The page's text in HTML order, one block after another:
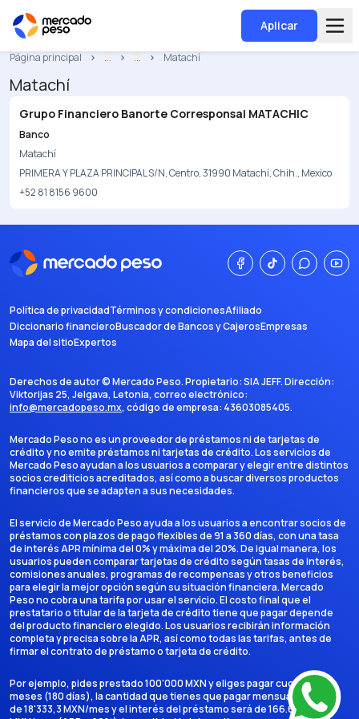
Aplicar
Página principal ... ... Matachí
Matachí
Grupo Financiero Banorte Corresponsal MATACHIC
Banco
Matachí
PRIMERA Y PLAZA PRINCIPAL S/N, Centro, 31990 Matachí, Chih., Mexico
+52 81 8156 9600
Política de privacidadTérminos y condicionesAfiliado
Diccionario financieroBuscador de Bancos y CajerosEmpresas
Mapa del sitioExpertos
Derechos de autor ©Mercado Peso. Propietario:SIA JEFF. Dirección:
Viktorijas 25, Jelgava, Letonia, correo electrónico:
info@mercadopeso.mx, código de empresa: 43603085405.
Mercado Peso no es un proveedor de préstamos ni de tarjetas de
crédito y no emite préstamos ni tarjetas de crédito. Los servicios de
Mercado Peso ayudan a los usuarios a comparar y elegir entre distintos
socios crediticios acreditados, así como a buscar diversos productos
financieros que se adapten a sus necesidades.
El servicio de Mercado Peso ayuda a los usuarios a encontrar socios de
préstamos con plazos de pago flexibles de 91 a 360 días, con una tasa
de interés APR mínima del 0% y máxima del 20%. De igual manera, los
usuarios pueden comparar tarjetas de crédito según tasas de interés,
comisiones anuales, programas de recompensas y otros beneficios
para elegir la mejor opción según su situación financiera. Mercado
Peso no cobra una tarifa por usar el servicio. El costo final que el
prestatario o titular de la tarjeta de crédito tiene que pagar depende
del producto financiero elegido. Los usuarios recibirán información
completa y precisa sobre la APR, así como todas las tarifas, antes de
firmar el contrato de préstamo o tarjeta de crédito.
Por ejemplo, pides prestado 100'000 MXN y eliges pagar cuotas en 6
meses (180 días), la cantidad que tienes que pagar mensualmente es
de 18'333,3 MXN/mes y el interés del préstamo será de 166.666,7